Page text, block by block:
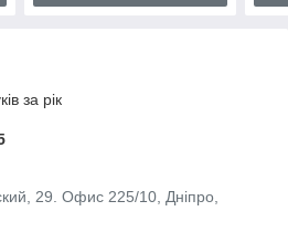
за рік
29. Офис 225/10, Дніпро,